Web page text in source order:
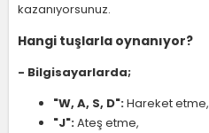
kazanıyorsunuz.
Hangi tuşlarla oynanıyor?
- Bilgisayarlarda;
"W, A, S, D":Hareket etme,
"J":Ateş etme,